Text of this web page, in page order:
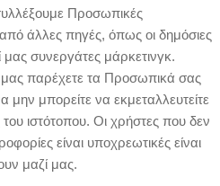
Προσωπικές
άλλες πηγές, όπως οι δημόσιες
μας συνεργάτες μάρκετινγκ.
μας παρέχετε τα Προσωπικά σας
μην μπορείτε να εκμεταλλευτείτε
ιστότοπου. Οι χρήστες που δεν
είναι υποχρεωτικές είναι
μαζί μας.